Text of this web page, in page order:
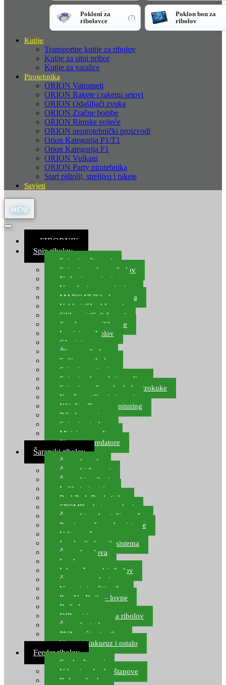
Pokloni za
ribolovce
(7)
Poklon bon za
ribolov
Kutije
Transportne kutije za ribolov
Kutije za sitni pribor
Kutije za varalice
Pirotehnika
ORION Vatrometi
ORION Rakete i raketni setovi
ORION Odašiljači zvuka
ORION Zračne bombe
ORION Rimske svijeće
ORION nepirotehnički proizvodi
Orion Kategorija P1/T1
Orion Kategorija F1
ORION Vulkani
ORION Party pirotehnika
Start pištolji, streljivo i rakete
Savjeti
≡ IZBORNIK
Spin ribolov
Spinning štapovi
Spinning role za ribolov
Najloni za spinning
Upredenice za spinning
MADCAT Ribolov soma
Vobleri (Hard Lures)
Silikonci (Soft Lures)
Jig glave za silikonce
Leptiri za ribolov
Glavinjare
Žlice za ribolov
Sajlice za ribolov
Spinning setovi
Spinning kompleti varalica
Spinning udice, dvokuke, trokuke
Kopče, vrtilice i ringovi
Kliješta, škare za spinning
Ribolov pastrve
Spinning torbe
Mirisi za varalice
Plovci za predatore
Šaranski ribolov
Šaranske role
Šaranski štapovi
Šaranski najloni
Indikatori ugriza
Rod Pod, Banksticks
SPOMB rakete, markeri
Šaranski podmetači, mreže
Pernice za šaranske sisteme
Udice za šarana, amura
Izrada ribolovnih sistema
Šaranska olova
Leadcore
Igle za šaranski ribolov
Špage, upredenice
Vaganje i zaštita ribe
Pop Up Boile – lovne
Boile lovne
DIP-ovi i arome za ribolov
Šaranske torbe
PVA vrećice i pribor
Umjetni kukuruz i ostalo
Feeder ribolov
Feeder štapovi
Vrhovi za feeder štapove
Role za feeder